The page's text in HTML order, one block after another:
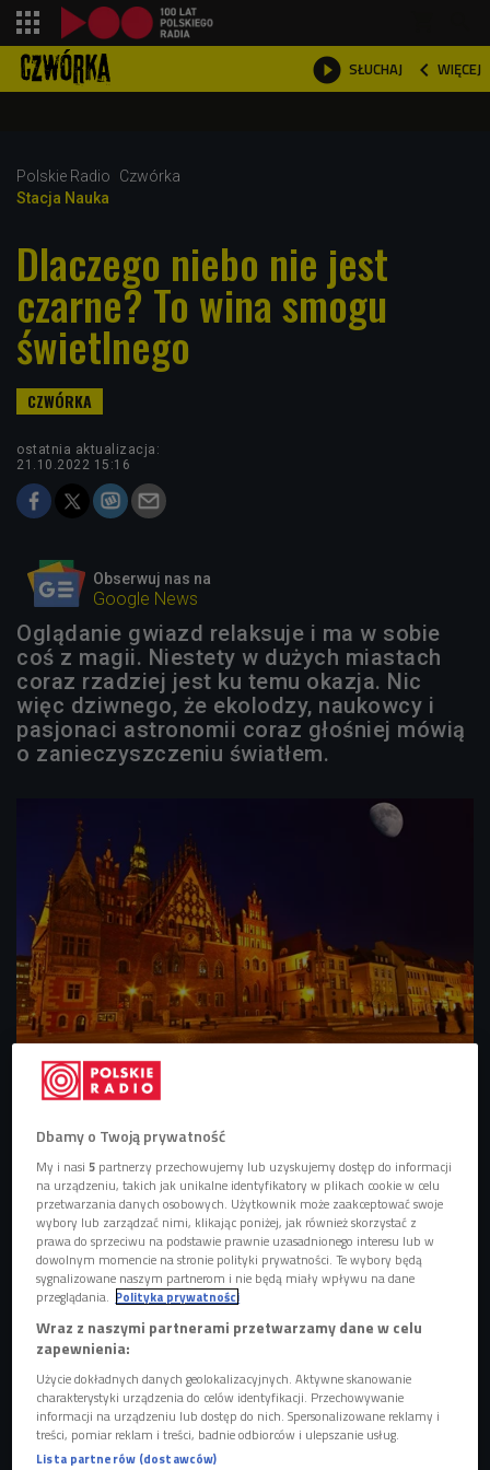
 SŁUCHAJ  WIĘCEJ

Polskie Radio
Czwórka
Stacja Nauka
Dlaczego niebo nie jest
czarne? To wina smogu
świetlnego
ostatnia aktualizacja:
21.10.2022 15:16
Obserwuj nas na
Google News
Oglądanie gwiazd relaksuje i ma w sobie
coś z magii. Niestety w dużych miastach
coraz rzadziej jest ku temu okazja. Nic
więc dziwnego, że ekolodzy, naukowcy i
pasjonaci astronomii coraz głośniej mówią
o zanieczyszczeniu światłem.
Wrocław nocą. Foto: Shutterstock
przemieszczać się po mieście, ale dla obserwatorów
kosmosu jest prawdziwym utrapieniem, które może nawet
spowolnić rozwój badań o wszechświecie. Tuż po
zachodzie słońca nad terenami, na których mieszkają
skupiska ludzi, pojawia się smog świetlny. -
przekłada się na to, że gorzej widać obiekty na niebie, a to
z kolei powoduje utrudnienia m.in. w astronomii. Poza tym
sztuczne światło, które pojawia się nocą - czyli w czasie,
kiedy w naturze byłoby po prostu ciemno - ma
negatywne konsekwencje dla żywych organizmów
przystosowanych do "tradycyjnego" funkcjonowania w
Dbamy o Twoją prywatność
My i nasi5 partnerzy przechowujemy lub uzyskujemy dostęp do informacji
na urządzeniu, takich jak unikalne identyfikatory w plikach cookie w celu
przetwarzania danych osobowych. Użytkownik może zaakceptować swoje
wybory lub zarządzać nimi, klikając poniżej, jak również skorzystać z
prawa do sprzeciwu na podstawie prawnie uzasadnionego interesu lub w
dowolnym momencie na stronie polityki prywatności. Te wybory będą
sygnalizowane naszym partnerom i nie będą miały wpływu na dane
przeglądania. Polityka prywatności
Wraz z naszymi partnerami przetwarzamy dane w celu
zapewnienia:
Użycie dokładnych danych geolokalizacyjnych. Aktywne skanowanie
charakterystyki urządzenia do celów identyfikacji. Przechowywanie
informacji na urządzeniu lub dostęp do nich. Spersonalizowane reklamy i
treści, pomiar reklam i treści, badnie odbiorców i ulepszanie usług.
Lista partnerów (dostawców)